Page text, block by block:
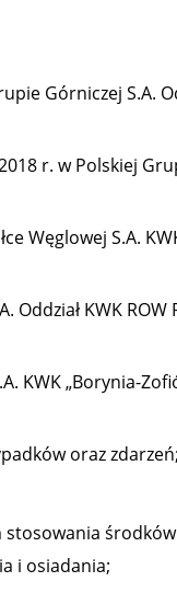
Górniczej S.A.
r. w Polskiej
Węglowej S.A.
KWK ROW
KWK „Borynia-
oraz zdarzeń;
stosowania
i osiadania;